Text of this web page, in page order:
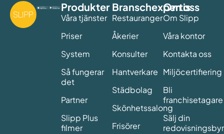
Produkter
Våra tjänster
Priser
System
Så fungerar
det
Partner
Slipp Plus
filmer
Branschexpertis
Restauranger
Åkerier
Konsulter
Hantverkare
Städbolag
Skönhetssalong
Frisörer
Om oss
Om Slipp
Våra kontor
Kontakta oss
Miljöcertifiering
Bli
franchisetagare
Sälj din